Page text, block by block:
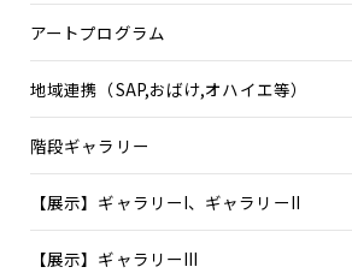
アートプログラム
地域連携（SAP,おばけ,オハイエ等）
階段ギャラリー
【展示】ギャラリーI、ギャラリーII
【展示】ギャラリーIII